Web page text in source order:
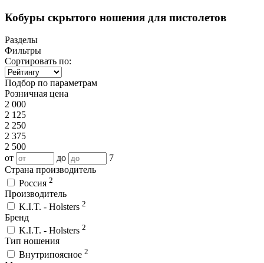
Кобуры скрытого ношения для пистолетов
Разделы
Фильтры
Сортировать по:
Подбор по параметрам
Розничная цена
2 000
2 125
2 250
2 375
2 500
от
до
7
Страна производитель
Россия 2
Производитель
K.I.T. - Holsters 2
Бренд
K.I.T. - Holsters 2
Тип ношения
Внутрипоясное 2